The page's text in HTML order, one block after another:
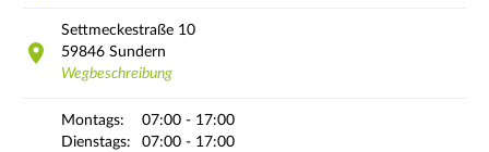
Settmeckestraße 10
59846 Sundern
Wegbeschreibung
Montags:
07:00 - 17:00
Dienstags:
07:00 - 17:00